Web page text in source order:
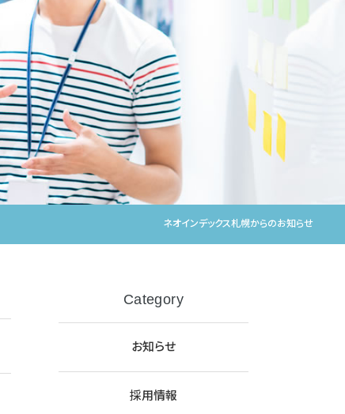
ネオインデックス札幌からのお知らせ
Category
お知らせ
採用情報